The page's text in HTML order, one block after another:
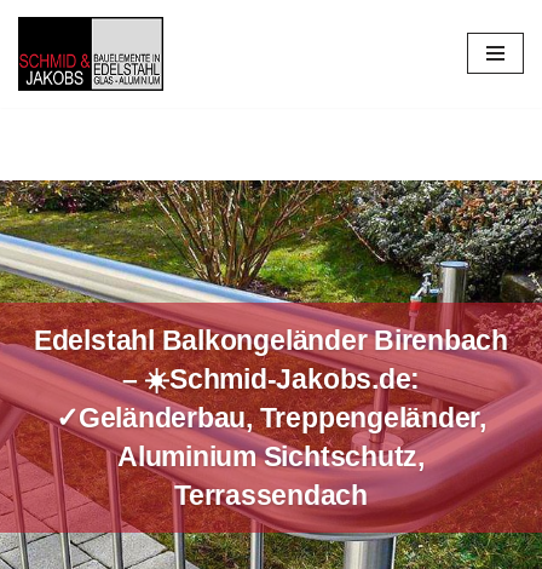
Zum
Inhalt
Edelstahl Balkongeländer Birenbach
– ☀️Schmid-Jakobs.de:
✓Geländerbau, Treppengeländer,
Aluminium Sichtschutz,
Terrassendach